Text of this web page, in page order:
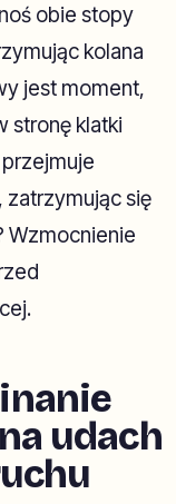
obie stopy
kolana
jest moment,
stronę klatki
zatrzymując się
Wzmocnienie
udach